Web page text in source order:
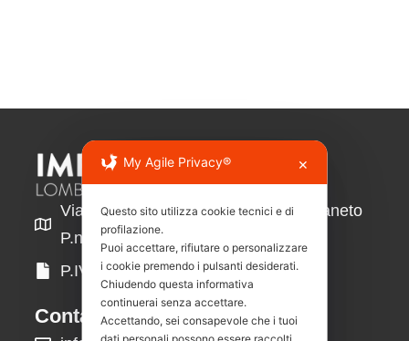
Via Anna Magnani 15/A 29013 Carpaneto
P.no (Piacenza)
P.IVA: 01484800337
Contatti
My Agile Privacy® ✕
Questo sito utilizza cookie tecnici e di
profilazione.
Puoi accettare, rifiutare o personalizzare
i cookie premendo i pulsanti desiderati.
Chiudendo questa informativa
continuerai senza accettare.
Accettando, sei consapevole che i tuoi